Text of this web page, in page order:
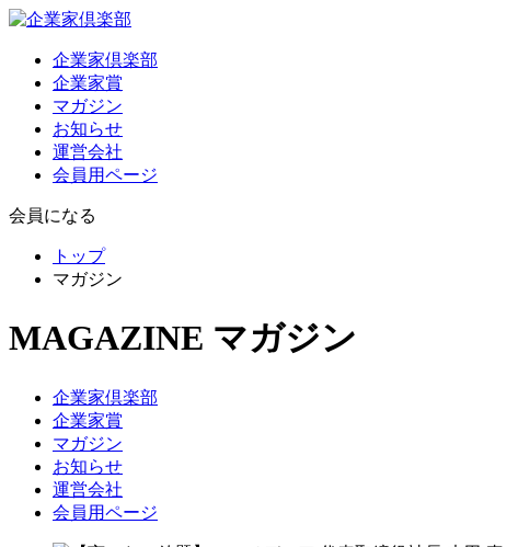
企業家倶楽部
企業家賞
マガジン
お知らせ
運営会社
会員用ページ
会員になる
トップ
マガジン
MAGAZINE マガジン
企業家倶楽部
企業家賞
マガジン
お知らせ
運営会社
会員用ページ